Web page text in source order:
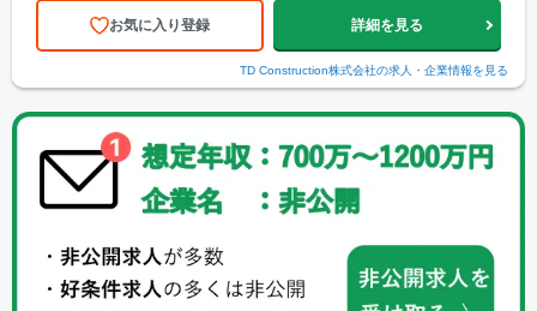
お気に入り登録 詳細を見る
TD Construction株式会社の求人・企業情報を見る